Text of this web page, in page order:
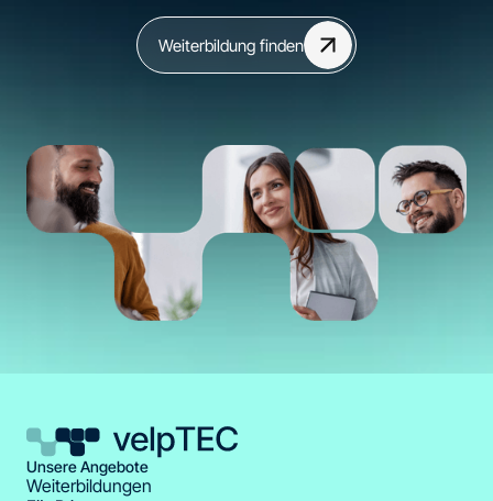
Weiterbildung finden
Unsere Angebote
Weiterbildungen